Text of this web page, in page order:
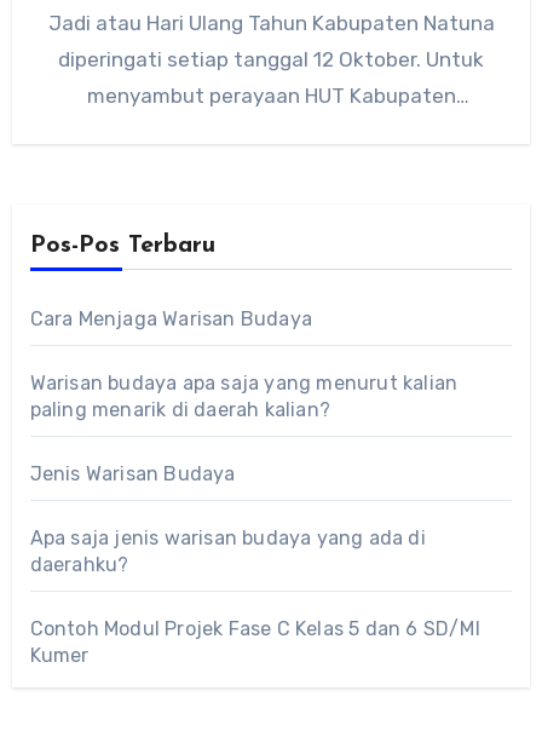
Jadi atau Hari Ulang Tahun Kabupaten Natuna
diperingati setiap tanggal 12 Oktober. Untuk
menyambut perayaan HUT Kabupaten
Pos-Pos Terbaru
Cara Menjaga Warisan Budaya
Warisan budaya apa saja yang menurut kalian
paling menarik di daerah kalian?
Jenis Warisan Budaya
Apa saja jenis warisan budaya yang ada di
daerahku?
Contoh Modul Projek Fase C Kelas 5 dan 6 SD/MI
Kumer